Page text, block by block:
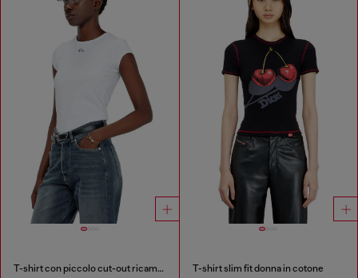
T-shirt con piccolo cut-out ricamato T-shirt slim fit donna in cotone